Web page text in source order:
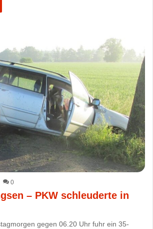
0
– PKW schleuderte in
gegen 06.20 Uhr fuhr ein 35-